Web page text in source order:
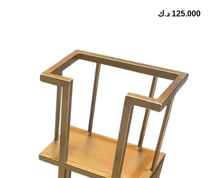
125.000 د.ك